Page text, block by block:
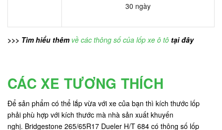
30 ngày
>>> Tìm hiểu thêm về các thông số của lốp xe ô tô tại đây
CÁC XE TƯƠNG THÍCH
Để sản phẩm có thể lắp vừa với xe của bạn thì kích thước lốp
phải phù hợp với kích thước mà nhà sản xuất khuyến
nghị. Bridgestone 265/65R17 Dueler H/T 684 có thông số lốp